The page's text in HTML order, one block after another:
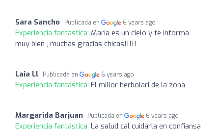
Sara Sancho Publicada en 6 years ago
Experiencia fantástica: María es un cielo y te informa
muy bien , muchas gracias chicas!!!!!
Laia Ll Publicada en 6 years ago
Experiencia fantástica: El millor herbolari de la zona
Margarida Barjuan Publicada en 6 years ago
Experiencia fantástica: La salud cal cuidarla en confiansa